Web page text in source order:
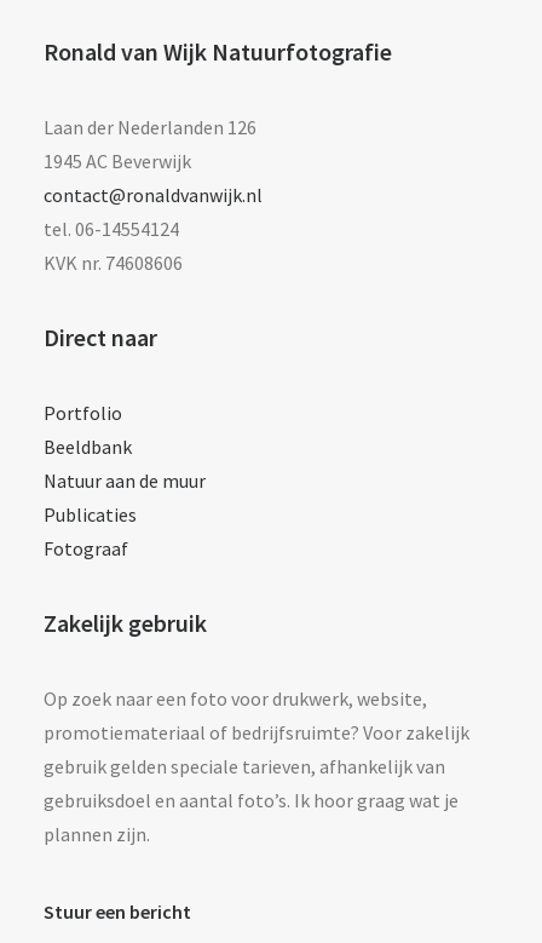
Ronald van Wijk Natuurfotografie
Laan der Nederlanden 126
1945 AC Beverwijk
contact@ronaldvanwijk.nl
tel. 06-14554124
KVK nr. 74608606
Direct naar
Portfolio
Beeldbank
Natuur aan de muur
Publicaties
Fotograaf
Zakelijk gebruik
Op zoek naar een foto voor drukwerk, website,
promotiemateriaal of bedrijfsruimte? Voor zakelijk
gebruik gelden speciale tarieven, afhankelijk van
gebruiksdoel en aantal foto’s. Ik hoor graag wat je
plannen zijn.
Stuur een bericht